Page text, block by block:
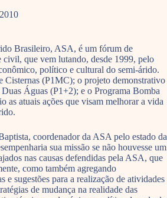
Brasileiro, ASA, é um fórum de
civil, que vem lutando, desde 1999, pelo
político e cultural do semi-árido.
Cisternas (P1MC); o projeto demonstrativo
Águas (P1+2); e o Programa Bomba
as atuais ações que visam melhorar a vida
coordenador da ASA pelo estado da
sua missão se não houvesse um
nas causas defendidas pela ASA, que
como também agregando
e sugestões para a realização de atividades
de mudança na realidade das